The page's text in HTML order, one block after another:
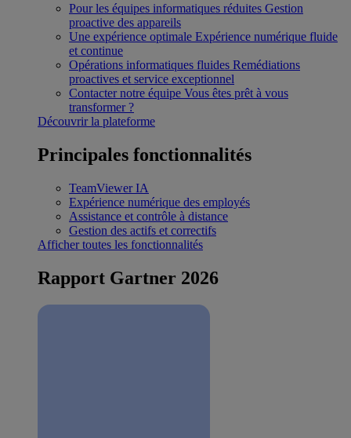
Pour les équipes informatiques réduites Gestion
proactive des appareils
Une expérience optimale Expérience numérique fluide
et continue
Opérations informatiques fluides Remédiations
proactives et service exceptionnel
Contacter notre équipe Vous êtes prêt à vous
transformer ?
Découvrir la plateforme
Principales fonctionnalités
TeamViewer IA
Expérience numérique des employés
Assistance et contrôle à distance
Gestion des actifs et correctifs
Afficher toutes les fonctionnalités
Rapport Gartner 2026